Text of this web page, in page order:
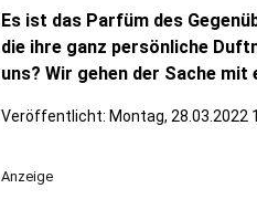
Es ist das Parfüm des
die ihre ganz persönliche
uns? Wir gehen der Sache mit
Veröffentlicht: Montag, 28.03.2022
Anzeige